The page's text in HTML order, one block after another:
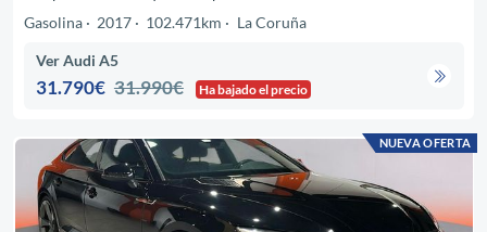
Gasolina
2017 102.471km La Coruña
Ver Audi A5
31.790€ 31.990€ Ha bajado el precio
NUEVA OFERTA